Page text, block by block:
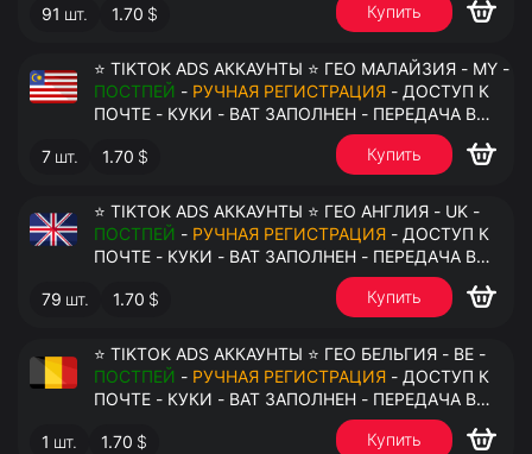
91 шт. 1.70 $ Купить
⭐ TIKTOK ADS АККАУНТЫ ⭐ ГЕО МАЛАЙЗИЯ - MY -
ПОСТПЕЙ - РУЧНАЯ РЕГИСТРАЦИЯ - ДОСТУП К
ПОЧТЕ - КУКИ - ВАТ ЗАПОЛНЕН - ПЕРЕДАЧА В
7 шт. 1.70 $ Купить
⭐ TIKTOK ADS АККАУНТЫ ⭐ ГЕО АНГЛИЯ - UK -
ПОСТПЕЙ - РУЧНАЯ РЕГИСТРАЦИЯ - ДОСТУП К
ПОЧТЕ - КУКИ - ВАТ ЗАПОЛНЕН - ПЕРЕДАЧА В
79 шт. 1.70 $ Купить
⭐ TIKTOK ADS АККАУНТЫ ⭐ ГЕО БЕЛЬГИЯ - BE -
ПОСТПЕЙ - РУЧНАЯ РЕГИСТРАЦИЯ - ДОСТУП К
ПОЧТЕ - КУКИ - ВАТ ЗАПОЛНЕН - ПЕРЕДАЧА В
1 шт. 1.70 $ Купить